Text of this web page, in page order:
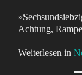
Achtung,
Weiterlesen in